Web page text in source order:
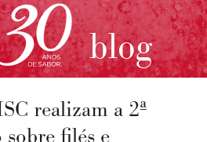
blog
realizam a 2ª